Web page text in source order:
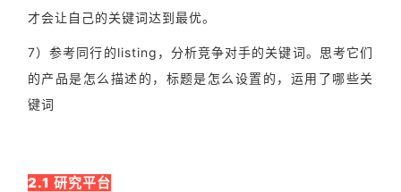
才会让自己的关键词达到最优。
7）参考同行的listing，分析竞争对手的关键词。思考它们
的产品是怎么描述的，标题是怎么设置的，运用了哪些关
键词
2.1 研究平台